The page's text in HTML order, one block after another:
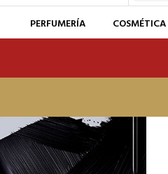
PERFUMERÍA COSMÉTICA